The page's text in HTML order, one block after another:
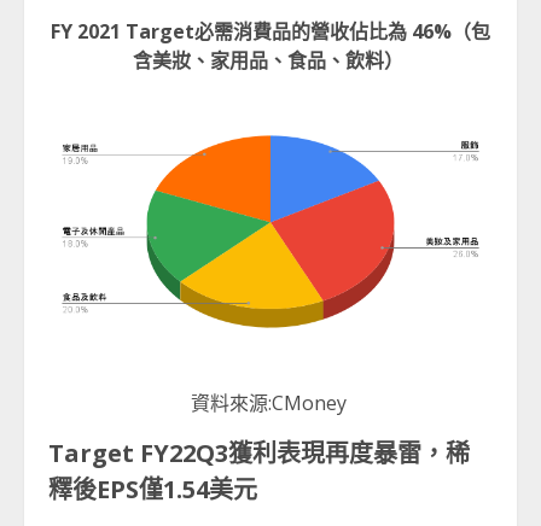
FY 2021 Target必需消費品的營收佔比為 46% （包
含美妝、家用品、食品、飲料）
資料來源:CMoney
Target FY22Q3獲利表現再度暴雷，稀
釋後EPS僅1.54美元